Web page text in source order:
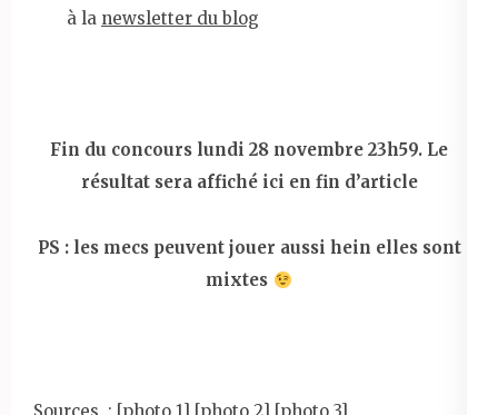
à la newsletter du blog
Fin du concours lundi 28 novembre 23h59. Le
résultat sera affiché ici en fin d’article
PS : les mecs peuvent jouer aussi hein elles sont
mixtes